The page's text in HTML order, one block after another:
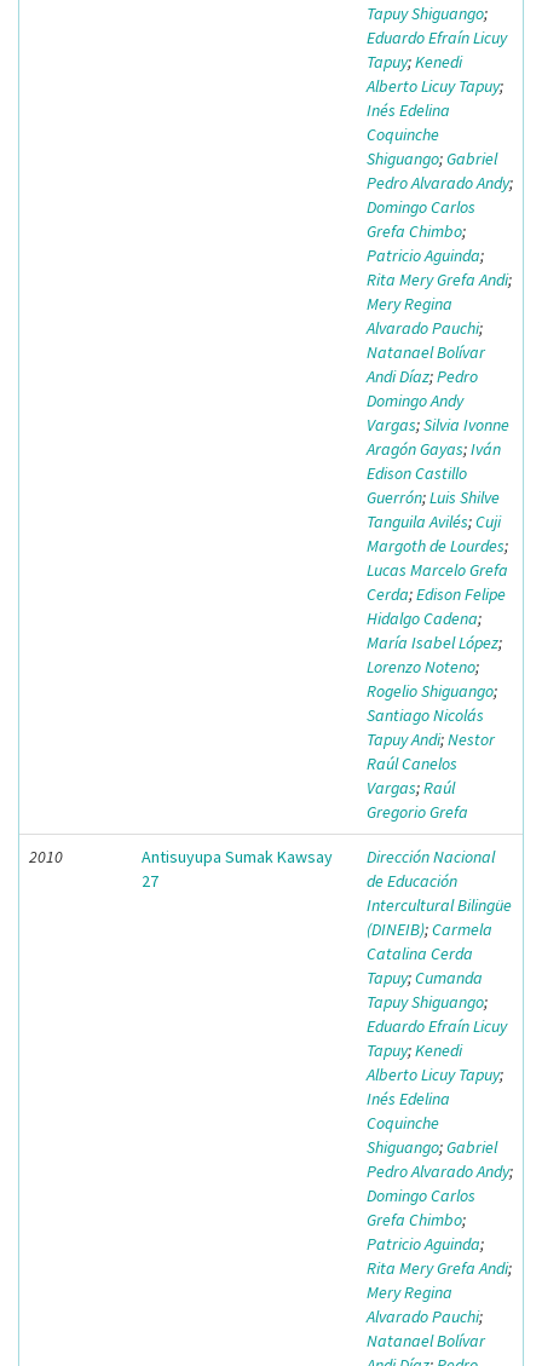
Tapuy Shiguango;
Eduardo Efraín Licuy
Tapuy;Kenedi
Alberto Licuy Tapuy;
Inés Edelina
Coquinche
Shiguango;Gabriel
Pedro Alvarado Andy;
Domingo Carlos
Grefa Chimbo;
Patricio Aguinda;
Rita Mery Grefa Andi;
Mery Regina
Alvarado Pauchi;
Natanael Bolívar
Andi Díaz;Pedro
Domingo Andy
Vargas;Silvia Ivonne
Aragón Gayas;Iván
Edison Castillo
Guerrón;Luis Shilve
Tanguila Avilés;Cuji
Margoth de Lourdes;
Lucas Marcelo Grefa
Cerda;Edison Felipe
Hidalgo Cadena;
María Isabel López;
Lorenzo Noteno;
Rogelio Shiguango;
Santiago Nicolás
Tapuy Andi;Nestor
Raúl Canelos
Vargas;Raúl
Gregorio Grefa
2010
Antisuyupa Sumak Kawsay
27
Dirección Nacional
de Educación
Intercultural Bilingüe
(DINEIB);Carmela
Catalina Cerda
Tapuy;Cumanda
Tapuy Shiguango;
Eduardo Efraín Licuy
Tapuy;Kenedi
Alberto Licuy Tapuy;
Inés Edelina
Coquinche
Shiguango;Gabriel
Pedro Alvarado Andy;
Domingo Carlos
Grefa Chimbo;
Patricio Aguinda;
Rita Mery Grefa Andi;
Mery Regina
Alvarado Pauchi;
Natanael Bolívar